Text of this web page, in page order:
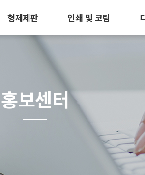
형제제판 인쇄 및 코팅
홍보센터